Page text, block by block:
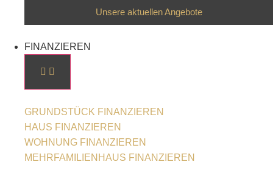
Unsere aktuellen Angebote
FINANZIEREN
GRUNDSTÜCK FINANZIEREN
HAUS FINANZIEREN
WOHNUNG FINANZIEREN
MEHRFAMILIENHAUS FINANZIEREN